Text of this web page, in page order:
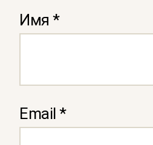
Имя*
Email*